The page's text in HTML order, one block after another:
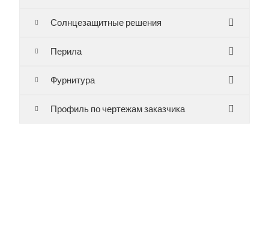
Солнцезащитные решения
Перила
Фурнитура
Профиль по чертежам заказчика